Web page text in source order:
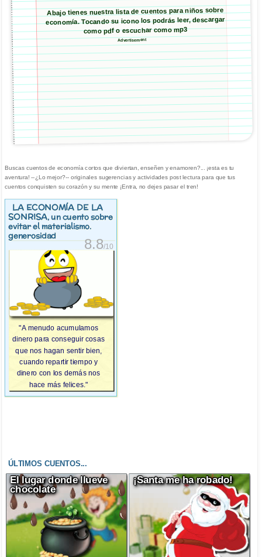
Abajo tienes nuestra lista de cuentos para niños sobre
economía. Tocando su icono los podrás leer, descargar
como pdf o escuchar como mp3
Advertisement
Buscas cuentos de economía cortos que diviertan, enseñen y enamoren?... ¡esta es tu
aventura! --¿Lo mejor?-- originales sugerencias y actividades post lectura para que tus
cuentos conquisten su corazón y su mente ¡Entra, no dejes pasar el tren!
LA ECONOMÍA DE LA
SONRISA, un cuento sobre
evitar el materialismo.
generosidad
8.8/10
"A menudo acumulamos
dinero para conseguir cosas
que nos hagan sentir bien,
cuando repartir tiempo y
dinero con los demás nos
hace más felices."
ÚLTIMOS CUENTOS...
El lugar donde llueve
chocolate
¡Santa me ha robado!